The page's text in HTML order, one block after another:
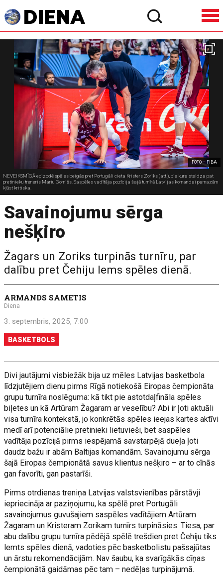
FOTO – FIBA
NEVEIKSMĪGĀ epizodē spēles beigās pret Portugāli cieta Kristers Zoriks (att.), pie kura steidza pat
pretinieku treneris Mariu Gomišs. Saspēles vadītāja pozīcija šajā turnīrā Latvijas komandai pamazām
kļūst kritiska.
Savainojumu sērga
nešķiro
Žagars un Zoriks turpinās turnīru, par
dalību pret Čehiju lems spēles dienā.
ARMANDS SAMETIS
Diena
3. septembris, 2025, 7:00
BASKETBOLS
Divi jautājumi visbiežāk bija uz mēles Latvijas basketbola
līdzjutējiem dienu pirms Rīgā notiekošā Eiropas čempionāta
grupu turnīra noslēguma: kā tikt pie astotdaļfināla spēles
biļetes un kā Artūram Žagaram ar veselību? Abi ir ļoti aktuāli
visa turnīra kontekstā, jo konkrētās spēles ieejas kartes aktīvi
medī arī potenciālie pretinieki lietuvieši, bet saspēles
vadītāja pozīcijā pirms iespējamā savstarpējā dueļa ļoti
daudz bažu ir abām Baltijas komandām. Savainojumu sērga
šajā Eiropas čempionātā savus klientus nešķiro – ar to cīnās
gan favorīti, gan pastarīši.
Pirms otrdienas treniņa Latvijas valstsvienības pārstāvji
iepriecināja ar paziņojumu, ka spēlē pret Portugāli
savainojumus guvušajiem saspēles vadītājiem Artūram
Žagaram un Kristeram Zorikam turnīrs turpināsies. Tiesa, par
abu dalību grupu turnīra pēdējā spēlē trešdien pret Čehiju tiks
lemts spēles dienā, vadoties pēc basketbolistu pašsajūtas
un ārstu rekomendācijām. Nav šaubu, ka svarīgākās cīņas
čempionātā gaidāmas pēc tam – nedēļas turpinājumā.